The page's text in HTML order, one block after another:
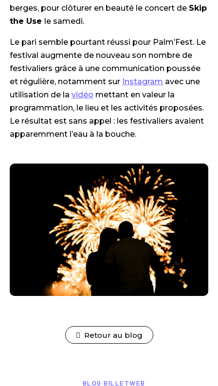
berges, pour clôturer en beauté le concert de Skip
the Use le samedi.
Le pari semble pourtant réussi pour Palm’Fest. Le
festival augmente de nouveau son nombre de
festivaliers grâce à une communication poussée
et régulière, notamment sur Instagram avec une
utilisation de la vidéo mettant en valeur la
programmation, le lieu et les activités proposées.
Le résultat est sans appel : les festivaliers avaient
apparemment l’eau à la bouche.
Retour au blog
BLOG BILLETWEB